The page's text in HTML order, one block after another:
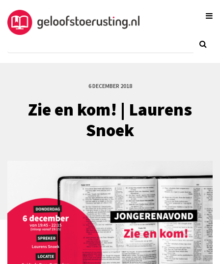
6 DECEMBER 2018
Zie en kom! | Laurens
Snoek